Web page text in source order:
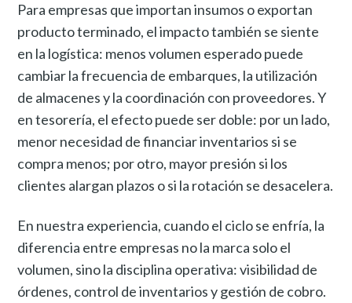
Para empresas que importan insumos o exportan
producto terminado, el impacto también se siente
en la logística: menos volumen esperado puede
cambiar la frecuencia de embarques, la utilización
de almacenes y la coordinación con proveedores. Y
en tesorería, el efecto puede ser doble: por un lado,
menor necesidad de financiar inventarios si se
compra menos; por otro, mayor presión si los
clientes alargan plazos o si la rotación se desacelera.
En nuestra experiencia, cuando el ciclo se enfría, la
diferencia entre empresas no la marca solo el
volumen, sino la disciplina operativa: visibilidad de
órdenes, control de inventarios y gestión de cobro.